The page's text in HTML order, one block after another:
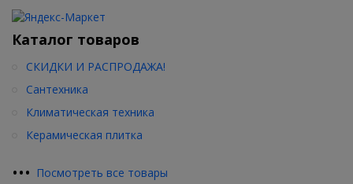
Каталог товаров
СКИДКИ И РАСПРОДАЖА!
Сантехника
Климатическая техника
Керамическая плитка
••• Посмотреть все товары